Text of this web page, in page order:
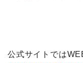
公式サイトでは